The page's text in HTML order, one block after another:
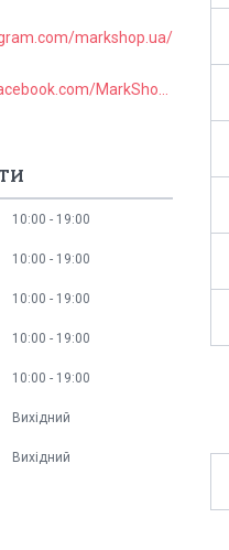
markshop.ua/
10:00 19:00
10:00 19:00
10:00 19:00
10:00 19:00
10:00 19:00
Вихідний
Вихідний